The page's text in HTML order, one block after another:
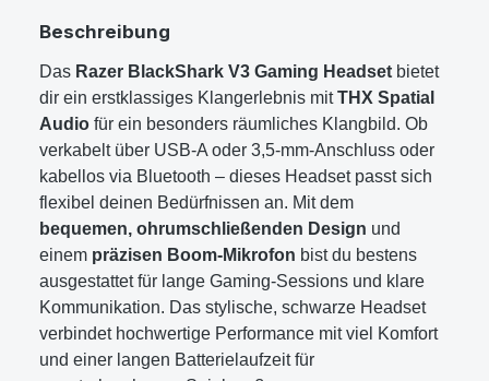
Beschreibung
Das Razer BlackShark V3 Gaming Headset bietet
dir ein erstklassiges Klangerlebnis mitTHX Spatial
Audio für ein besonders räumliches Klangbild. Ob
verkabelt über USB-A oder 3,5-mm-Anschluss oder
kabellos via Bluetooth – dieses Headset passt sich
flexibel deinen Bedürfnissen an. Mit dem
bequemen, ohrumschließenden Design und
einem präzisen Boom-Mikrofon bist du bestens
ausgestattet für lange Gaming-Sessions und klare
Kommunikation. Das stylische, schwarze Headset
verbindet hochwertige Performance mit viel Komfort
und einer langen Batterielaufzeit für